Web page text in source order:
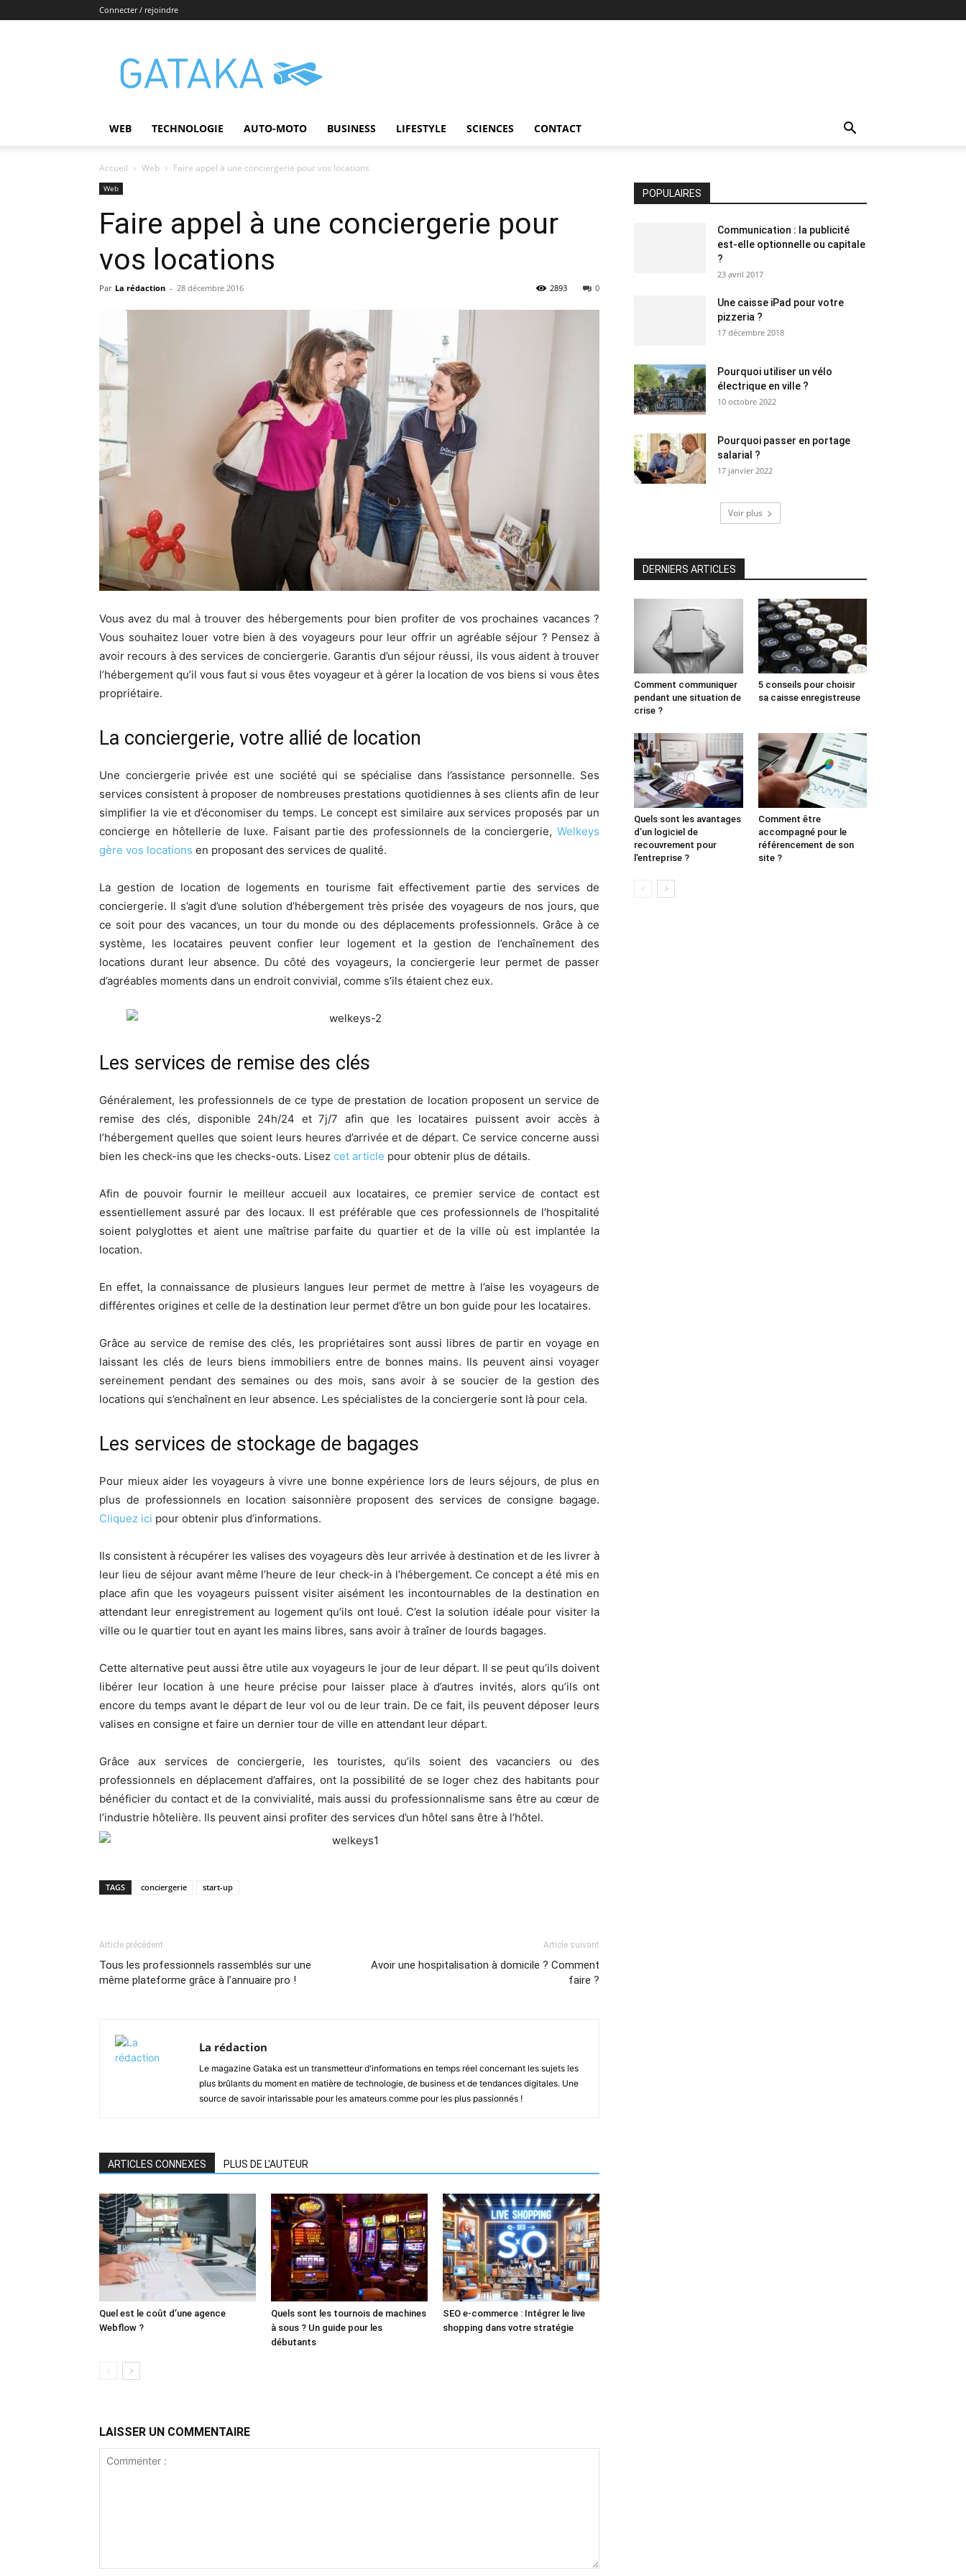
Connecter / rejoindre
WEB TECHNOLOGIE AUTO-MOTO BUSINESS LIFESTYLE SCIENCES CONTACT
Accueil Web Faire appel à une conciergerie pour vos locations
Web
Faire appel à une conciergerie pour
vos locations
Par La rédaction - 28 décembre 2016 0
2893
Vous avez du mal à trouver des hébergements pour bien profiter de vos prochaines vacances ?
Vous souhaitez louer votre bien à des voyageurs pour leur offrir un agréable séjour ? Pensez à
avoir recours à des services de conciergerie. Garantis d’un séjour réussi, ils vous aident à trouver
l’hébergement qu’il vous faut si vous êtes voyageur et à gérer la location de vos biens si vous êtes
propriétaire.
La conciergerie, votre allié de location
Une conciergerie privée est une société qui se spécialise dans l’assistance personnelle. Ses
services consistent à proposer de nombreuses prestations quotidiennes à ses clients afin de leur
simplifier la vie et d’économiser du temps. Le concept est similaire aux services proposés par un
concierge en hôtellerie de luxe. Faisant partie des professionnels de la conciergerie, Welkeys
gère vos locations en proposant des services de qualité.
La gestion de location de logements en tourisme fait effectivement partie des services de
conciergerie. Il s’agit d’une solution d’hébergement très prisée des voyageurs de nos jours, que
ce soit pour des vacances, un tour du monde ou des déplacements professionnels. Grâce à ce
système, les locataires peuvent confier leur logement et la gestion de l’enchaînement des
locations durant leur absence. Du côté des voyageurs, la conciergerie leur permet de passer
d’agréables moments dans un endroit convivial, comme s’ils étaient chez eux.
Les services de remise des clés
Généralement, les professionnels de ce type de prestation de location proposent un service de
remise des clés, disponible 24h/24 et 7j/7 afin que les locataires puissent avoir accès à
l’hébergement quelles que soient leurs heures d’arrivée et de départ. Ce service concerne aussi
bien les check-ins que les checks-outs. Lisez cet article pour obtenir plus de détails.
Afin de pouvoir fournir le meilleur accueil aux locataires, ce premier service de contact est
essentiellement assuré par des locaux. Il est préférable que ces professionnels de l’hospitalité
soient polyglottes et aient une maîtrise parfaite du quartier et de la ville où est implantée la
location.
En effet, la connaissance de plusieurs langues leur permet de mettre à l’aise les voyageurs de
différentes origines et celle de la destination leur permet d’être un bon guide pour les locataires.
Grâce au service de remise des clés, les propriétaires sont aussi libres de partir en voyage en
laissant les clés de leurs biens immobiliers entre de bonnes mains. Ils peuvent ainsi voyager
sereinement pendant des semaines ou des mois, sans avoir à se soucier de la gestion des
locations qui s’enchaînent en leur absence. Les spécialistes de la conciergerie sont là pour cela.
Les services de stockage de bagages
Pour mieux aider les voyageurs à vivre une bonne expérience lors de leurs séjours, de plus en
plus de professionnels en location saisonnière proposent des services de consigne bagage.
Cliquez ici pour obtenir plus d’informations.
Ils consistent à récupérer les valises des voyageurs dès leur arrivée à destination et de les livrer à
leur lieu de séjour avant même l’heure de leur check-in à l’hébergement. Ce concept a été mis en
place afin que les voyageurs puissent visiter aisément les incontournables de la destination en
attendant leur enregistrement au logement qu’ils ont loué. C’est la solution idéale pour visiter la
ville ou le quartier tout en ayant les mains libres, sans avoir à traîner de lourds bagages.
Cette alternative peut aussi être utile aux voyageurs le jour de leur départ. Il se peut qu’ils doivent
libérer leur location à une heure précise pour laisser place à d’autres invités, alors qu’ils ont
encore du temps avant le départ de leur vol ou de leur train. De ce fait, ils peuvent déposer leurs
valises en consigne et faire un dernier tour de ville en attendant leur départ.
Grâce aux services de conciergerie, les touristes, qu’ils soient des vacanciers ou des
professionnels en déplacement d’affaires, ont la possibilité de se loger chez des habitants pour
bénéficier du contact et de la convivialité, mais aussi du professionnalisme sans être au cœur de
l’industrie hôtelière. Ils peuvent ainsi profiter des services d’un hôtel sans être à l’hôtel.
TAGS conciergerie start-up
Article précédent
Tous les professionnels rassemblés sur une
même plateforme grâce à l’annuaire pro !
Article suivant
Avoir une hospitalisation à domicile ? Comment
faire ?
La rédaction
Le magazine Gataka est un transmetteur d'informations en temps réel concernant les sujets les
plus brûlants du moment en matière de technologie, de business et de tendances digitales. Une
source de savoir intarissable pour les amateurs comme pour les plus passionnés !
ARTICLES CONNEXES PLUS DE L'AUTEUR
Quel est le coût d’une agence
Webflow ?
Quels sont les tournois de machines
à sous ? Un guide pour les
débutants
SEO e-commerce : Intégrer le live
shopping dans votre stratégie
LAISSER UN COMMENTAIRE
POPULAIRES
Communication : la publicité
est-elle optionnelle ou capitale
?
23 avril 2017
Une caisse iPad pour votre
pizzeria ?
17 décembre 2018
Pourquoi utiliser un vélo
électrique en ville ?
10 octobre 2022
Pourquoi passer en portage
salarial ?
17 janvier 2022
Voir plus
DERNIERS ARTICLES
Comment communiquer
pendant une situation de
crise ?
5 conseils pour choisir
sa caisse enregistreuse
Quels sont les avantages
d’un logiciel de
recouvrement pour
l’entreprise ?
Comment être
accompagné pour le
référencement de son
site ?